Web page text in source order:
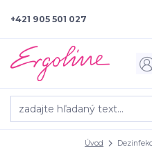
+421 905 501 027
Úvod